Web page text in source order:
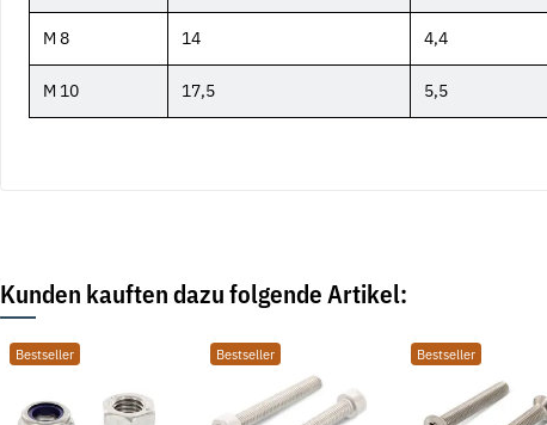
M 8 14 4,4
M 10 17,5 5,5
Kunden kauften dazu folgende Artikel:
Bestseller Bestseller Bestseller